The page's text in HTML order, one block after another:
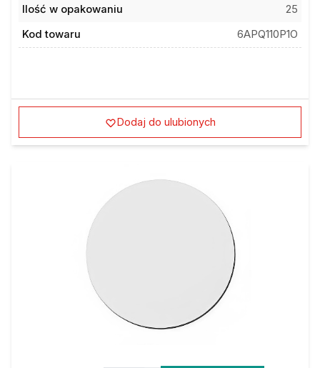
Ilość w opakowaniu
25
Kod towaru
6APQ110P1O
Dodaj do ulubionych